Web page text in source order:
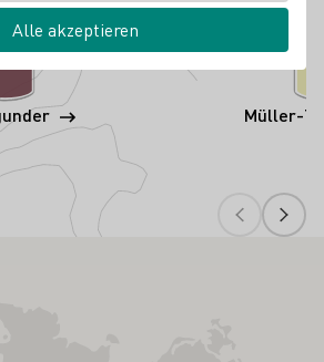
Müller-
Alle akzeptieren